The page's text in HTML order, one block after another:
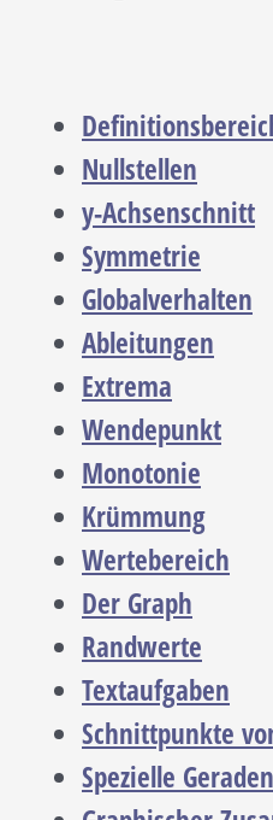
Nullstellen
y-Achsenschnitt
Symmetrie
Globalverhalten
Ableitungen
Extrema
Wendepunkt
Monotonie
Krümmung
Wertebereich
Der Graph
Randwerte
Textaufgaben
Schnittpunkte
Spezielle Geraden